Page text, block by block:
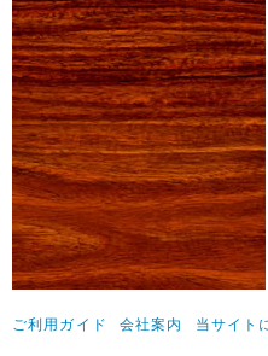
ご利用ガイド 会社案内 当サイト